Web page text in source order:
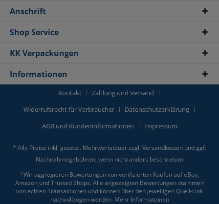
Anschrift
Shop Service
KK Verpackungen
Informationen
Kontakt
Zahlung und Versand
Widerrufsrecht für Verbraucher
Datenschutzerklärung
AGB und Kundeninformationen
Impressum
* Alle Preise inkl. gesetzl. Mehrwertsteuer zzgl. Versandkosten und ggf.
Nachnahmegebühren, wenn nicht anders beschrieben
¹ Wir aggregieren Bewertungen von verifizierten Käufen auf eBay,
Amazon und Trusted Shops. Alle angezeigten Bewertungen stammen
von echten Transaktionen und können über den jeweiligen Quell-Link
nachvollzogen werden. Mehr Informationen